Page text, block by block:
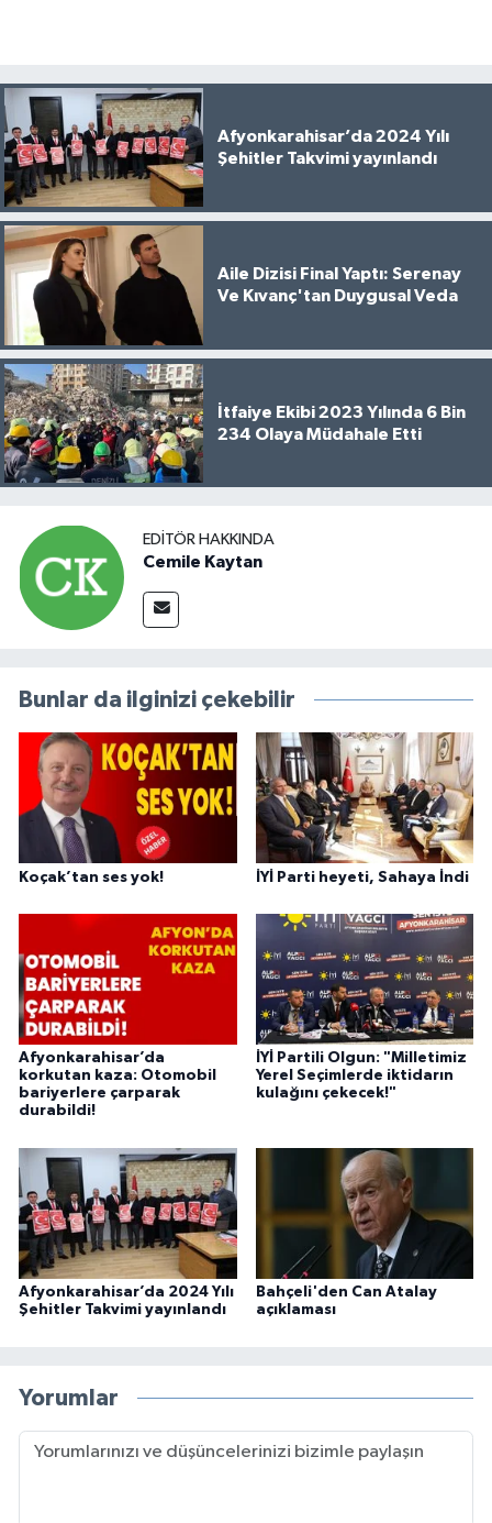
Afyonkarahisar’da 2024 Yılı
Şehitler Takvimi yayınlandı
Aile Dizisi Final Yaptı: Serenay
Ve Kıvanç'tan Duygusal Veda
İtfaiye Ekibi 2023 Yılında 6 Bin
234 Olaya Müdahale Etti
EDITÖR HAKKINDA
Cemile Kaytan
Bunlar da ilginizi çekebilir
Koçak’tan ses yok! İYİ Parti heyeti, Sahaya İndi
Afyonkarahisar’da
korkutan kaza: Otomobil
bariyerlere çarparak
durabildi!
İYİ Partili Olgun: "Milletimiz
Yerel Seçimlerde iktidarın
kulağını çekecek!"
Afyonkarahisar’da 2024 Yılı
Şehitler Takvimi yayınlandı
Bahçeli'den Can Atalay
açıklaması
Yorumlar